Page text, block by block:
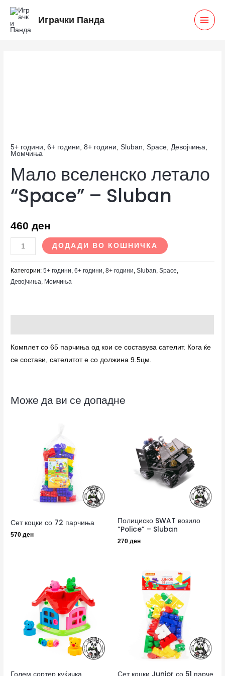
Skip
content
Играчки Панда
5+ години ,6+ години ,8+ години ,Sluban ,Space Девојчиња
Момчиња
Мало вселенско летало
“Space” – Sluban
460 ден
ДОДАДИ ВО КОШНИЧКА
Категории:5+ години,6+ години,8+ години,Sluban,Space,
Девојчиња, Момчиња
Комплет со 65 парчиња од кои се составува сателит. Кога ќе
се состави, сателитот е со должина 9.5цм.
Може да ви се допадне
Сет коцки со 72 парчиња
570ден
Полициско SWAT возило
“Police” – Sluban
270 ден